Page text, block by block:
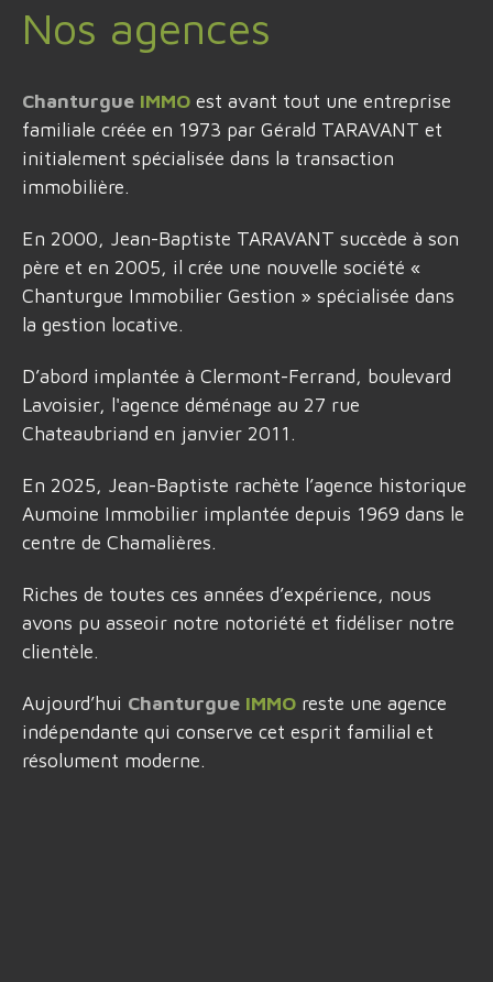
Nos agences
Chanturgue IMMO est avant tout une entreprise
familiale créée en 1973 par Gérald TARAVANT et
initialement spécialisée dans la transaction
immobilière.
En 2000, Jean-Baptiste TARAVANT succède à son
père et en 2005, il crée une nouvelle société «
Chanturgue Immobilier Gestion » spécialisée dans
la gestion locative.
D’abord implantée à Clermont-Ferrand, boulevard
Lavoisier, l'agence déménage au 27 rue
Chateaubriand en janvier 2011.
En 2025, Jean-Baptiste rachète l’agence historique
Aumoine Immobilier implantée depuis 1969 dans le
centre de Chamalières.
Riches de toutes ces années d’expérience, nous
avons pu asseoir notre notoriété et fidéliser notre
clientèle.
Aujourd’hui Chanturgue IMMO reste une agence
indépendante qui conserve cet esprit familial et
résolument moderne.